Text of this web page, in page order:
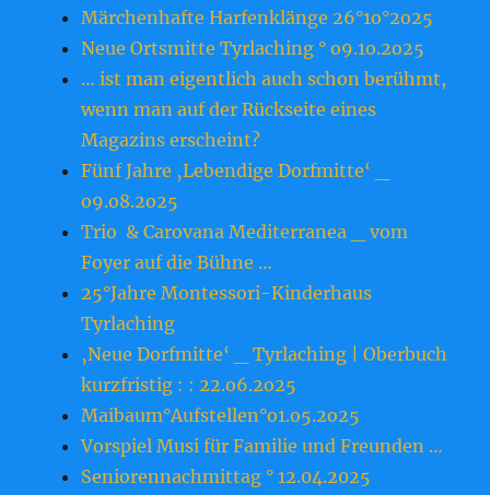
Märchenhafte Harfenklänge 26°1o°2o25
Neue Ortsmitte Tyrlaching ° o9.1o.2o25
… ist man eigentlich auch schon berühmt,
wenn man auf der Rückseite eines
Magazins erscheint?
Fünf Jahre ‚Lebendige Dorfmitte‘ _
o9.o8.2o25
Trio & Carovana Mediterranea _ vom
Foyer auf die Bühne …
25°Jahre Montessori-Kinderhaus
Tyrlaching
‚Neue Dorfmitte‘ _ Tyrlaching | Oberbuch
kurzfristig : : 22.o6.2o25
Maibaum°Aufstellen°o1.o5.2o25
Vorspiel Musi für Familie und Freunden …
Seniorennachmittag ° 12.04.2025